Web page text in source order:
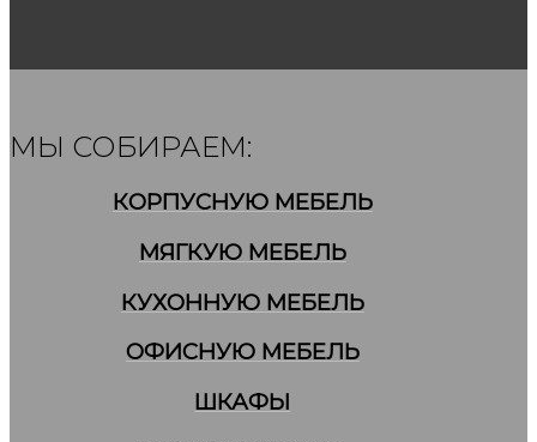
МЫ СОБИРАЕМ:
КОРПУСНУЮ МЕБЕЛЬ
МЯГКУЮ МЕБЕЛЬ
КУХОННУЮ МЕБЕЛЬ
ОФИСНУЮ МЕБЕЛЬ
ШКАФЫ